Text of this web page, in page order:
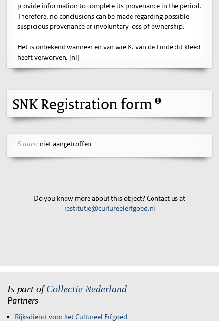
provide information to complete its provenance in the period.
Therefore, no conclusions can be made regarding possible
suspicious provenance or involuntary loss of ownership.
Het is onbekend wanneer en van wie K. van de Linde dit kleed
heeft verworven. [nl]
SNK Registration form
Status: niet aangetroffen
Do you know more about this object? Contact us at
restitutie@cultureelerfgoed.nl
Is part ofCollectie Nederland
Partners
Rijksdienst voor het Cultureel Erfgoed